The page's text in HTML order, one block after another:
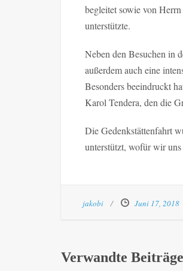
begleitet sowie von
unterstützte.
Neben den Besuchen in
außerdem auch eine
Besonders beeindruckt
Karol Tendera, den die
Die Gedenkstättenfahrt
unterstützt, wofür wir
jakobi Juni 17, 2018
Verwandte Beiträge